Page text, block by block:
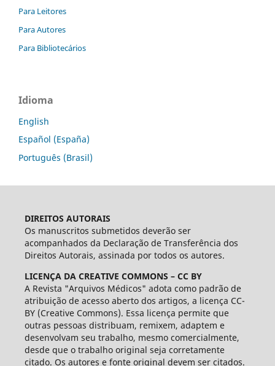
Para Leitores
Para Autores
Para Bibliotecários
Idioma
English
Español (España)
Português (Brasil)
DIREITOS AUTORAIS
Os manuscritos submetidos deverão ser
acompanhados da Declaração de Transferência dos
Direitos Autorais, assinada por todos os autores.
LICENÇA DA CREATIVE COMMONS – CC BY
A Revista "Arquivos Médicos" adota como padrão de
atribuição de acesso aberto dos artigos, a licença CC-
BY (Creative Commons). Essa licença permite que
outras pessoas distribuam, remixem, adaptem e
desenvolvam seu trabalho, mesmo comercialmente,
desde que o trabalho original seja corretamente
citado. Os autores e fonte original devem ser citados.